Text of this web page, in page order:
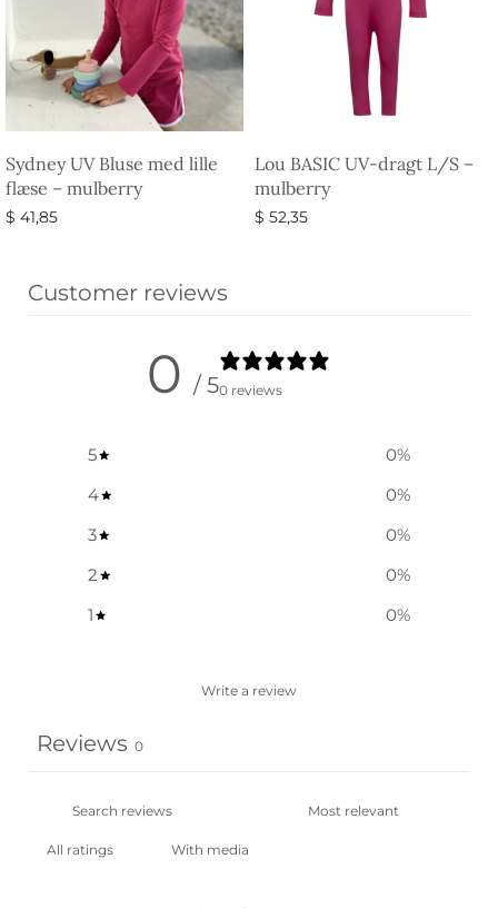
Sydney UV Bluse med lille
flæse – mulberry
$ 41,85
Lou BASIC UV-dragt L/S –
mulberry
$ 52,35
Customer reviews
0 / 50 reviews
5 0%
4
0%
3
0%
2
0%
1
0%
Write a review
Reviews 0
With media